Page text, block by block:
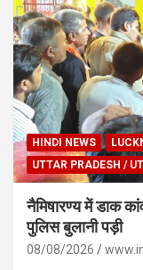
HINDI NEWS
UTTAR PRADESH /
नैमिषारण्य में डाक
पुलिस बुलानी पड़ी
08/08/2026